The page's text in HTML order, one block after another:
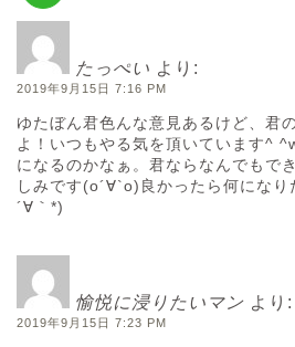
たっぺい より:
2019年9月15日 7:16 PM
ゆたぼん君色んな意見あるけど、君
よ！いつもやる気を頂いています^
になるのかなぁ。君ならなんでもで
しみです(о´∀`о)良かったら何にな
´∀｀*)
愉悦に浸りたいマン より:
2019年9月15日 7:23 PM